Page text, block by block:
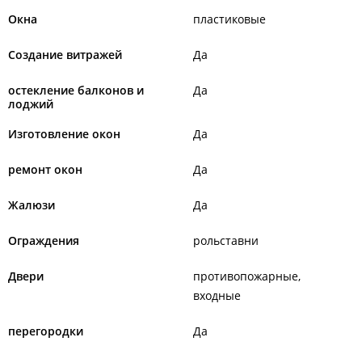
Окна пластиковые
Создание витражей Да
остекление балконов и
лоджий
Да
Изготовление окон Да
ремонт окон Да
Жалюзи Да
Ограждения рольставни
Двери
противопожарные
входные
перегородки Да